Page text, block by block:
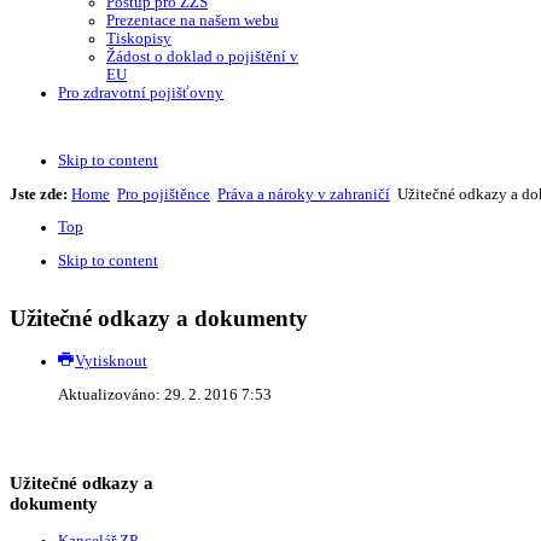
Prezentace na našem webu
Tiskopisy
Žádost o doklad o pojištění v
EU
Pro zdravotní pojišťovny
Skip to content
Jste zde: Home Pro pojištěnce Práva a nároky v zahraničí Užitečné odkazy a
Top
Skip to content
Užitečné odkazy a dokumenty
Vytisknout
Aktualizováno: 29. 2. 2016 7:53
Užitečné odkazy a
dokumenty